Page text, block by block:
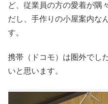
ど、従業員の方の愛着が隅
だし、手作りの小屋案内な
す。
携帯（ドコモ）は圏外でし
いと思います。